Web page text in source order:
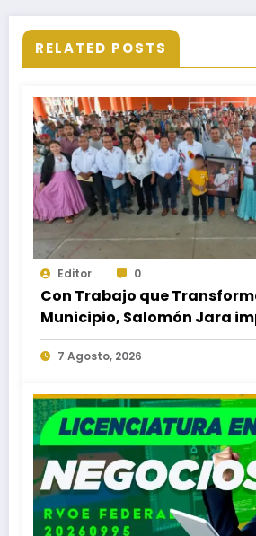
RELATED POSTS
Editor 0
Con Trabajo que
Municipio, Salomón Jara
desarrollo de Santiago
7 Agosto, 2026